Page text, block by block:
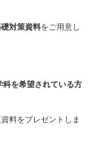
対策資料をご用意し
を希望されている方
料をプレゼントしま